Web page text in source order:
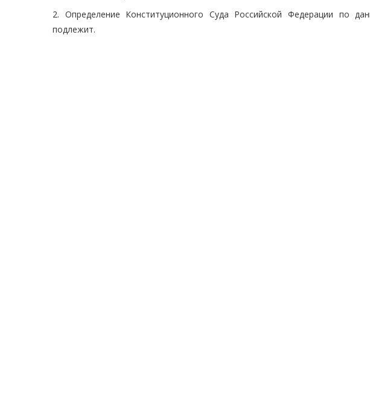
2. Определение Конституционного Суда Российской Федерации по
подлежит.